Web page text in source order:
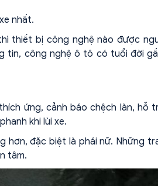
nhất.
thiết bị công nghệ nào được
tin, công nghệ ô tô có tuổi đời
ứng, cảnh báo chệch làn, hỗ
khi lùi xe.
hơn, đặc biệt là phái nữ. Những
tâm.